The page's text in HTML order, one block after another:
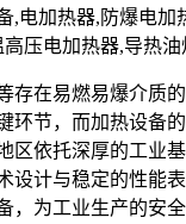
,电加热器,防爆电加
压电加热器,导热油
存在易燃易爆介质
环节，而加热设备
区依托深厚的工业
设计与稳定的性能
，为工业生产的安